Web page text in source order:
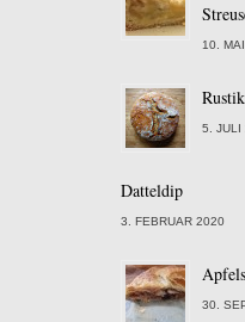
10.
5. JULI
Datteldip
3. FEBRUAR 2020
30.